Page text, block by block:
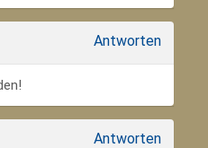
Antworten
Antworten